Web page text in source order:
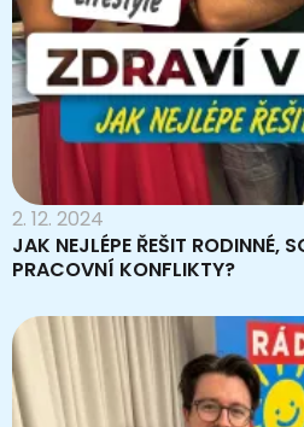
2. 12. 2024
JAK NEJLÉPE ŘEŠIT RODINNÉ,
PRACOVNÍ KONFLIKTY?